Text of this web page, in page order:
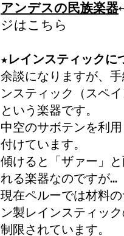
アンデスの民族楽器
ジはこちら
★レインスティックに
余談になりますが、
ンスティック（スペ
という楽器です。
中空のサボテンを利
付けています。
傾けると「ザァー」
れる楽器なのですが…
現在ペルーでは材料
ン製レインスティッ
制限されています。